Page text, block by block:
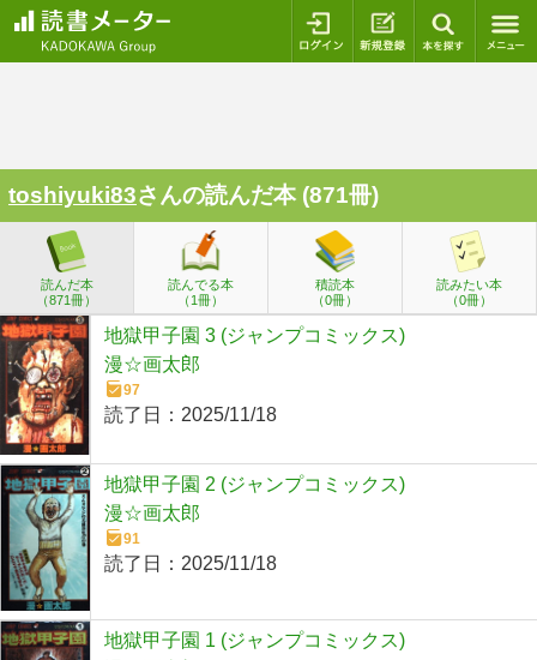
ログイン 新規登録
toshiyuki83さんの読んだ本 (871冊)
読んだ本
（871冊）
読んでる本
（1冊）
積読本
（0冊）
読みたい本
（0冊）
地獄甲子園 3 (ジャンプコミックス)
漫☆画太郎
97
読了日： 2025/11/18
地獄甲子園 2 (ジャンプコミックス)
漫☆画太郎
91
読了日： 2025/11/18
地獄甲子園 1 (ジャンプコミックス)